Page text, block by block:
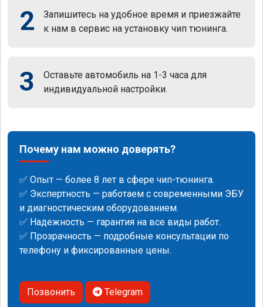
2
Запишитесь на удобное время и приезжайте
к нам в сервис на установку чип тюнинга.
3
Оставьте автомобиль на 1-3 часа для
индивидуальной настройки.
Почему нам можно доверять?
✅ Опыт — более 8 лет в сфере чип-тюнинга.
✅ Экспертность — работаем с современными ЭБУ
и диагностическим оборудованием.
✅ Надежность — гарантия на все виды работ.
✅ Прозрачность — подробные консультации по
телефону и фиксированные цены.
Позвонить Telegram